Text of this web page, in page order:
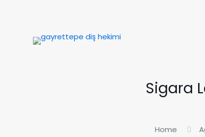
Sigara
Home